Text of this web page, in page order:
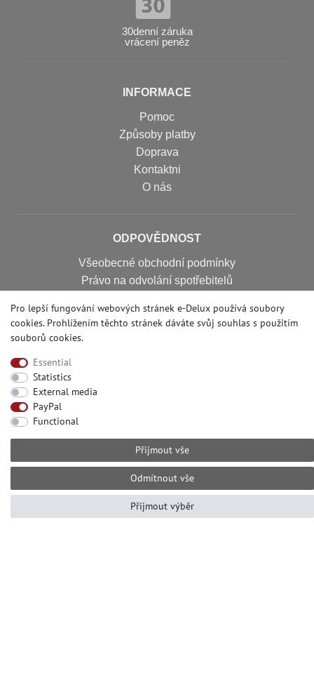
30denní záruka
vrácení peněz
INFORMACE
Pomoc
Způsoby platby
Doprava
Kontaktni
O nás
ODPOVĚDNOST
Všeobecné obchodní podmínky
Právo na odvolání spotřebitelů
Otisk
Potřebovat pomoc? Zavolejte nám prosím na
+49-2104-8331122
Doba hovoru od pondělí do pátku
10:00 - 16:00 (GMT + 1)
Е-mail: info@profhome.cz
Pro lepší fungování webových stránek e-Delux používá soubory
cookies. Prohlížením těchto stránek dáváte svůj souhlas s použitím
souborů cookies.
Essential
Statistics
External media
PayPal
Functional
Přijmout vše
Odmítnout vše
Přijmout výběr